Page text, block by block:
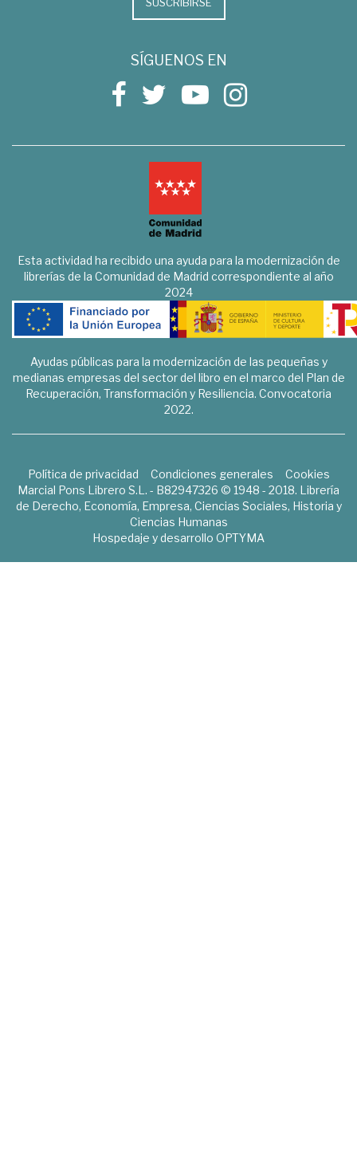
SUSCRIBIRSE
SÍGUENOS EN
Esta actividad ha recibido una ayuda para la modernización de
librerías de la Comunidad de Madrid correspondiente al año
2024
Ayudas públicas para la modernización de las pequeñas y
medianas empresas del sector del libro en el marco del Plan de
Recuperación, Transformación y Resiliencia. Convocatoria
2022.
Política de privacidad Condiciones generales
Cookies
Marcial Pons Librero S.L. - B82947326 © 1948 - 2018. Librería
de Derecho, Economía, Empresa, Ciencias Sociales, Historia y
Ciencias Humanas
Hospedaje y desarrollo OPTYMA